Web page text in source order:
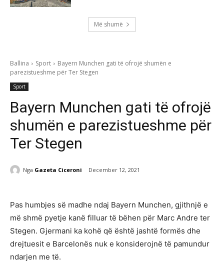
Më shumë